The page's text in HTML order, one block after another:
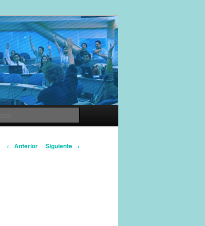
Navegador de
← Anterior Siguiente →